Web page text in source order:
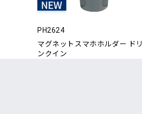
PH2624
マグネットスマホホルダー ドリ
ンクイン